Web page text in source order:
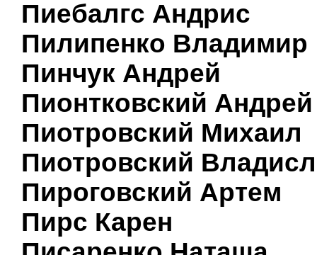
Пиебалгс Андрис
Пилипенко Владимир
Пинчук Андрей
Пионтковский Андрей
Пиотровский Михаил
Пиотровский
Пироговский Артем
Пирс Карен